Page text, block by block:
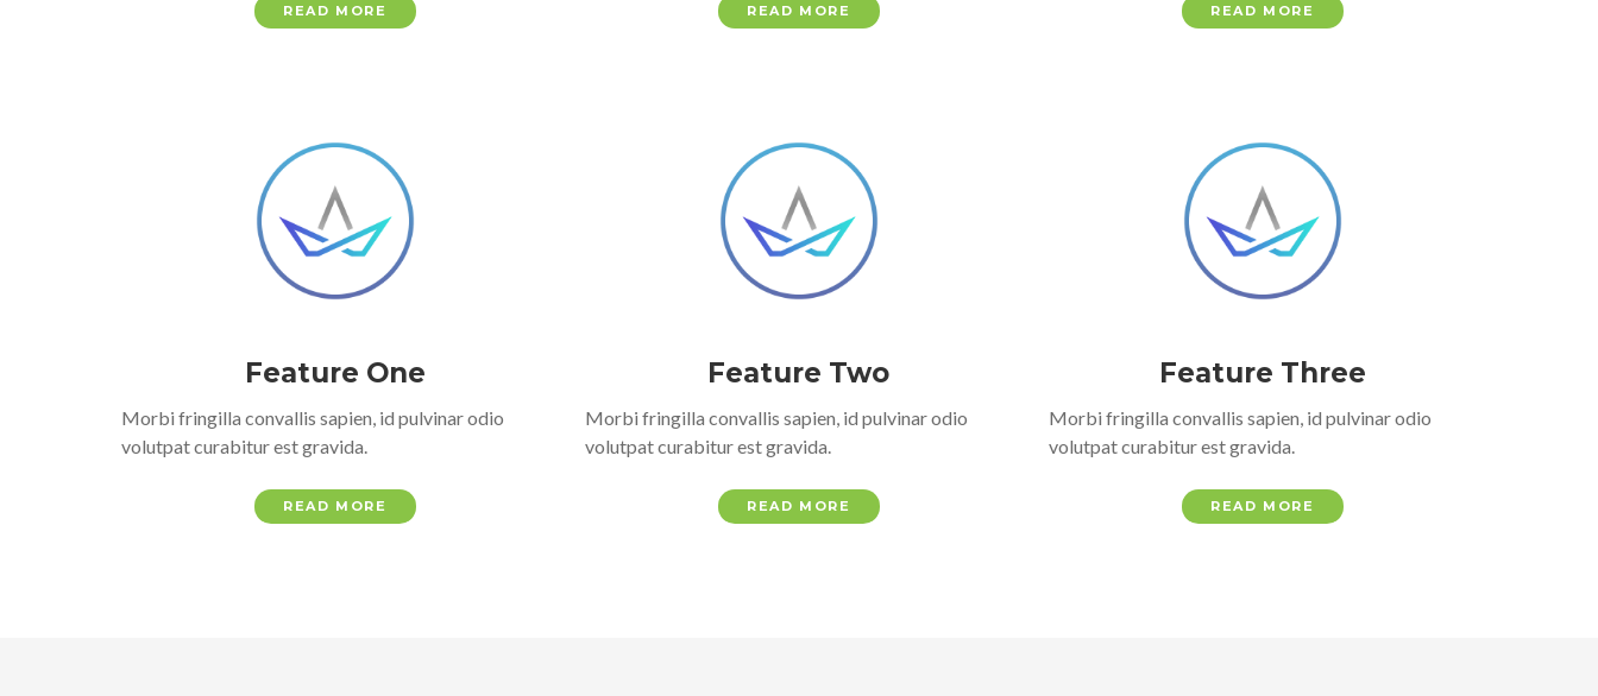
READ MORE READ MORE READ MORE
Feature One
Morbi fringilla convallis sapien, id pulvinar odio
volutpat curabitur est gravida.
READ MORE
Feature Two
Morbi fringilla convallis sapien, id pulvinar odio
volutpat curabitur est gravida.
READ MORE
Feature Three
Morbi fringilla convallis sapien, id pulvinar odio
volutpat curabitur est gravida.
READ MORE